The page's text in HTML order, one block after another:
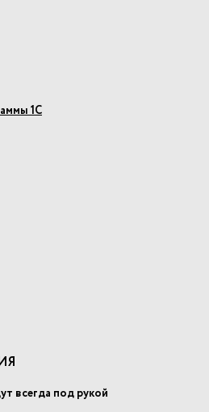
1С
всегда под рукой